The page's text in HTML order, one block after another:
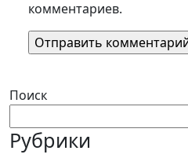
комментариев.
Поиск
Рубрики